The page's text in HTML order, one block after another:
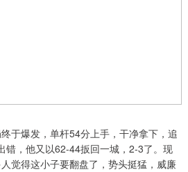
于爆发，单杆54分上手，干净拿下，追
错，他又以62-44扳回一城，2-3了。现
觉得这小子要翻盘了，势头挺猛，威廉